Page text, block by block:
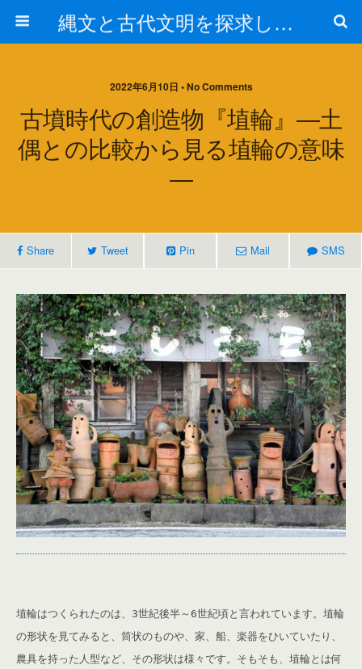
縄文と古代文明を探求しよう！
2022年6月10日 • No Comments
古墳時代の創造物『埴輪』―土
偶との比較から見る埴輪の意味
―
Share Tweet Pin Mail SMS
埴輪はつくられたのは、3世紀後半～6世紀頃と言われています。埴輪
の形状を見てみると、筒状のものや、家、船、楽器をひいていたり、
農具を持った人型など、その形状は様々です。 そもそも、埴輪とは何